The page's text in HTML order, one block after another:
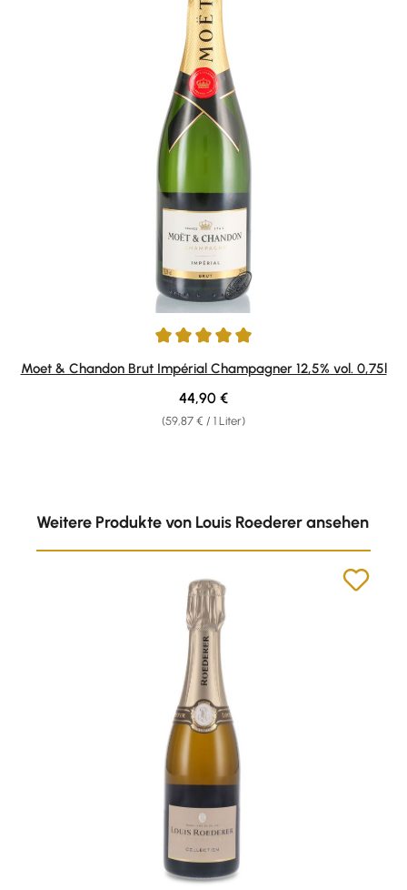
Durchschnittliche Bewertung von 5 von 5 Sternen
Moet & Chandon Brut Impérial Champagner 12,5% vol. 0,75l
(59,87 € / 1 Liter)
Regulärer Preis:
44,90 €
Weitere Produkte von Louis Roederer ansehen